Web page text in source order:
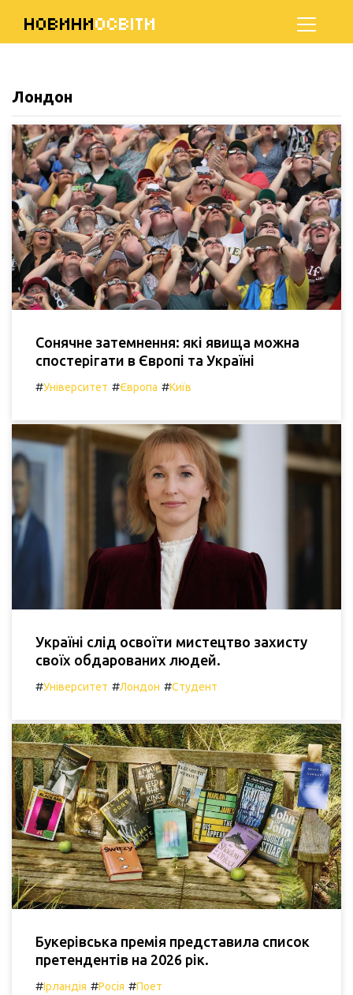
НОВИНИОСВІТИ
Лондон
Сонячне затемнення: які явища можна
спостерігати в Європі та Україні
#Університет #Європа #Київ
Україні слід освоїти мистецтво захисту
своїх обдарованих людей.
#Університет #Лондон #Студент
Букерівська премія представила список
претендентів на 2026 рік.
#Ірландія #Росія #Поет